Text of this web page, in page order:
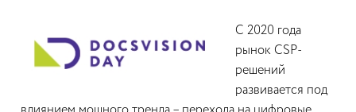
С 2020 года
рынок CSP-
решений
развивается под